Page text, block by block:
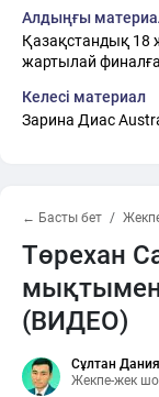
Алдыңғы
Қазақстандық 18
жартылай
Келесі материал
Зарина Диас
← Басты бет
Төрехан
(ВИДЕО)
Сұлтан
Жекпе-жек